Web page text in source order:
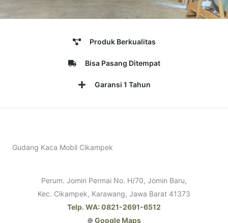
Produk Berkualitas
Bisa Pasang Ditempat
Garansi 1 Tahun
Gudang Kaca Mobil Cikampek
Perum. Jomin Permai No. H/70, Jomin Baru,
Kec. Cikampek, Karawang, Jawa Barat 41373
Telp. WA: 0821-2691-6512
⊕ Google Maps